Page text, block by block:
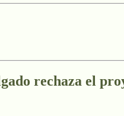
rechaza el